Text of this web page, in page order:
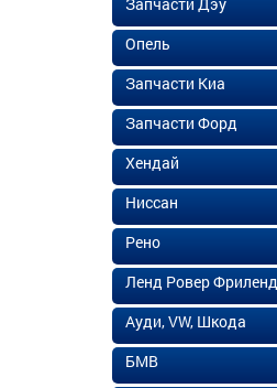
Опель
Запчасти Киа
Запчасти Форд
Хендай
Ниссан
Рено
Ленд Ровер
Ауди, VW, Шкода
БМВ